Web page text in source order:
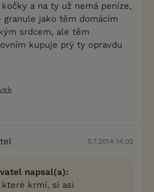
a na ty už nemá peníze,
granule jako těm domácím
srdcem, ale těm
kupuje prý ty opravdu
5.7.2014 14:02
napsal(a):
krmí, si asi